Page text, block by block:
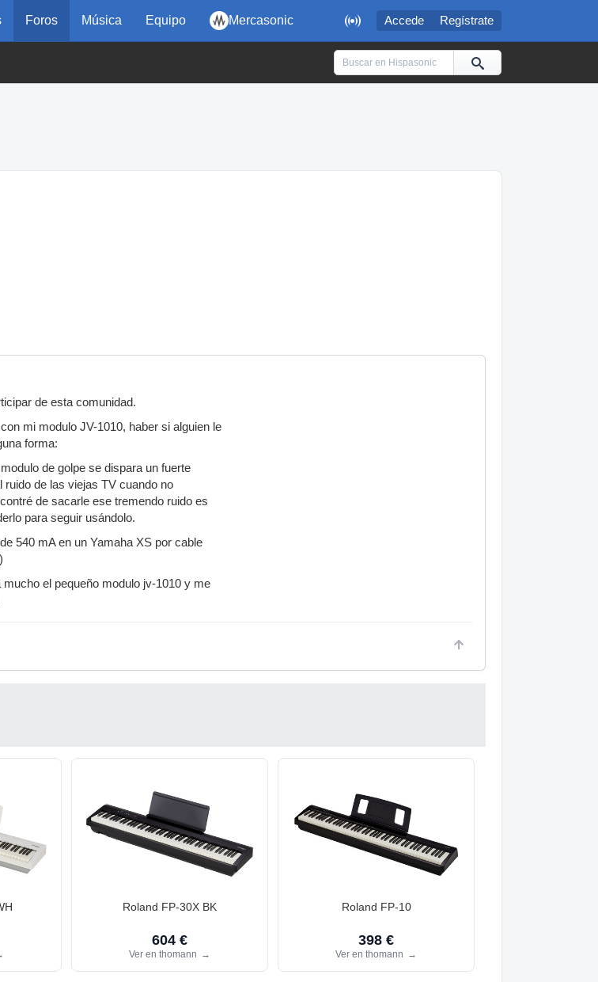
 Accede Regístrate
Foros Música Equipo Mercasonic
de esta comunidad.
mi modulo JV-1010, haber si alguien le
forma:
de golpe se dispara un fuerte
de las viejas TV cuando no
de sacarle ese tremendo ruido es
para seguir usándolo.
540 mA en un Yamaha XS por cable
el pequeño modulo jv-1010 y me
Roland FP-30X BK
604 €
Ver en thomann →
Roland FP-10
398 €
Ver en thomann →